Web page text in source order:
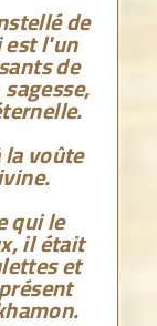
de
l'un
de
voûte
qui le
il était
et